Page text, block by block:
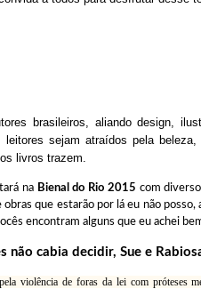
brasileiros, aliando design,
leitores sejam atraídos pela
livros trazem.
na Bienal do Rio 2015 com
que estarão por lá eu não
encontram alguns que eu achei
não cabia decidir, Sue e
violência de foras da lei com próteses